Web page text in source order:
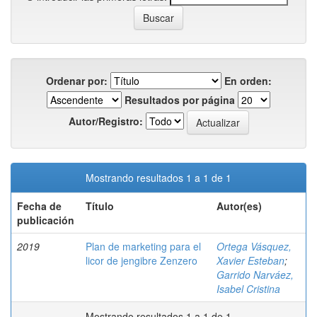
Ordenar por:
En orden:
Resultados por página
Autor/Registro:
Mostrando resultados 1 a 1 de 1
Fecha de
publicación
Título Autor(es)
2019
Plan de marketing para el
licor de jengibre Zenzero
Ortega Vásquez,
Xavier Esteban;
Garrido Narváez,
Isabel Cristina